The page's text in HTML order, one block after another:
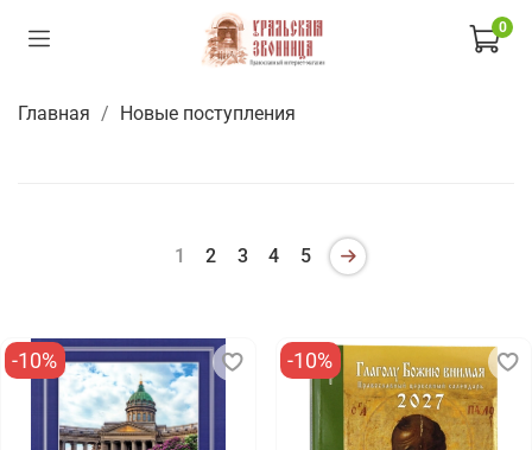
0
Главная Новые поступления
1 2 3 4 5
-10% -10%